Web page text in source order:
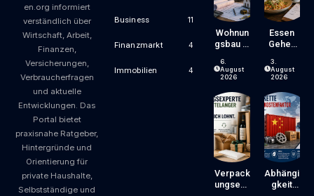
en.org informiert
verständlich über
Wirtschaft, Arbeit,
Finanzen,
Versicherungen,
Verbraucherfragen
und aktuelle
Entwicklungen. Das
Portal bietet
praxisnahe Ratgeber,
Hintergründe und
Orientierung für
private Haushalte,
Selbstständige und
Business 11
Finanzmarkt 4
Immobilien 4
Wohnun
Gsbau In
Krise:
Worauf
En Und
Käufer
Bei
Kosten,
Finanzie
Rung
Zeitplan
Achten
6.
August
2026
Essen
Gehen
Zum
Luxus?
Gastron
Omiepre
Ise
Entsteh
En Und
Worauf
Gäste
Achten
Können
3.
August
2026
Verpack
Ungsexp
Abhängi
Gkeit